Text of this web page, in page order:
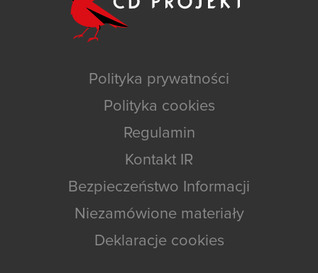
Polityka prywatności
Polityka cookies
Regulamin
Kontakt IR
Bezpieczeństwo Informacji
Niezamówione materiały
Deklaracje cookies